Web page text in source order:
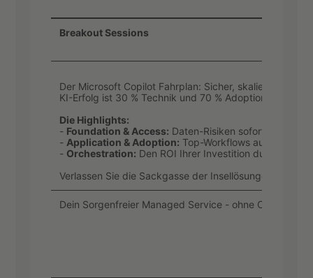
Breakout Sessions
Der Microsoft Copilot Fahrplan: Sicher, skalierbar und
KI-Erfolg ist 30 % Technik und 70 % Adoption. In
Die Highlights:
- Foundation & Access: Daten-Risiken sofort
- Application & Adoption: Top-Workflows
- Orchestration: Den ROI Ihrer Investition durch eine
Verlassen Sie die Sackgasse der Insellösungen.
Dein Sorgenfreier Managed Service - ohne Cisco